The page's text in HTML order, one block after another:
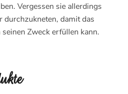
Vergessen sie allerdings
durchzukneten, damit das
Zweck erfüllen kann.